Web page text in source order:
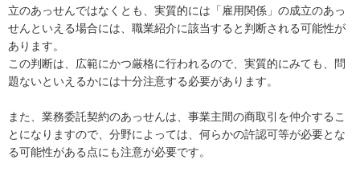
立のあっせんではなくとも、実質的には「雇用関係」の成立のあっ
せんといえる場合には、職業紹介に該当すると判断される可能性が
あります。
この判断は、広範にかつ厳格に行われるので、実質的にみても、問
題ないといえるかには十分注意する必要があります。
また、業務委託契約のあっせんは、事業主間の商取引を仲介するこ
とになりますので、分野によっては、何らかの許認可等が必要とな
る可能性がある点にも注意が必要です。